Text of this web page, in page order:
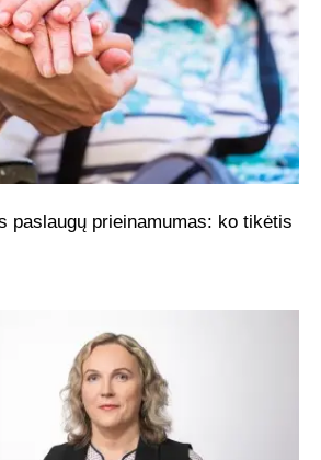
paslaugų prieinamumas: ko tikėtis